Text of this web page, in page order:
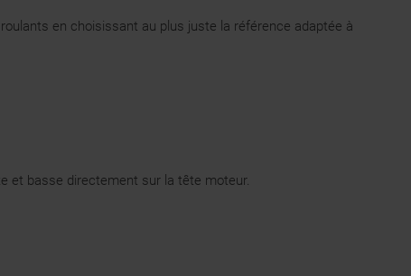
en choisissant au plus juste la référence adaptée à
et basse directement sur la tête moteur.